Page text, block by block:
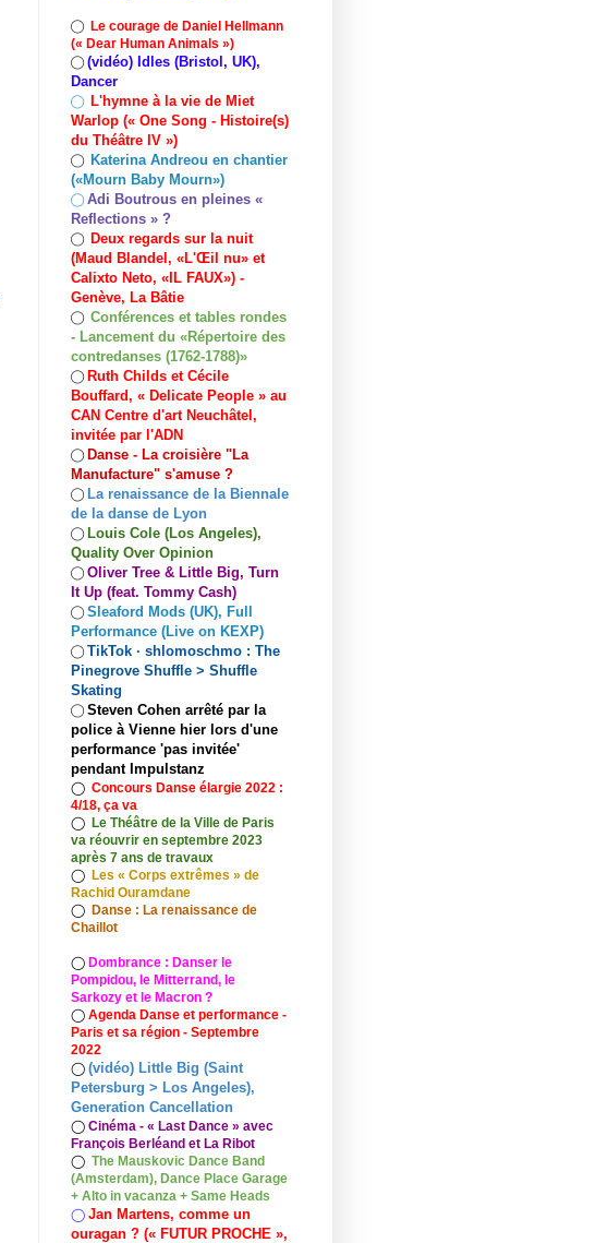
◯ Le courage de Daniel Hellmann
(« Dear Human Animals »)
◯ (vidéo) Idles (Bristol, UK),
Dancer
◯ L'hymne à la vie de Miet
Warlop (« One Song - Histoire(s)
du Théâtre IV »)
◯ Katerina Andreou en chantier
(«Mourn Baby Mourn»)
◯ Adi Boutrous en pleines «
Reflections » ?
◯ Deux regards sur la nuit
(Maud Blandel, «L'Œil nu» et
Calixto Neto, «IL FAUX») -
Genève, La Bâtie
◯ Conférences et tables rondes
- Lancement du «Répertoire des
contredanses (1762-1788)»
◯ Ruth Childs et Cécile
Bouffard, « Delicate People » au
CAN Centre d'art Neuchâtel,
invitée par l'ADN
◯ Danse - La croisière "La
Manufacture" s'amuse ?
◯ La renaissance de la Biennale
de la danse de Lyon
◯ Louis Cole (Los Angeles),
Quality Over Opinion
◯ Oliver Tree & Little Big, Turn
It Up (feat. Tommy Cash)
◯ Sleaford Mods (UK), Full
Performance (Live on KEXP)
◯ TikTok · shlomoschmo : The
Pinegrove Shuffle > Shuffle
Skating
◯ Steven Cohen arrêté par la
police à Vienne hier lors d'une
performance 'pas invitée'
pendant Impulstanz
◯ Concours Danse élargie 2022 :
4/18, ça va
◯ Le Théâtre de la Ville de Paris
va réouvrir en septembre 2023
après 7 ans de travaux
◯ Les « Corps extrêmes » de
Rachid Ouramdane
◯ Danse : La renaissance de
Chaillot
◯ Dombrance : Danser le
Pompidou, le Mitterrand, le
Sarkozy et le Macron ?
◯ Agenda Danse et performance -
Paris et sa région - Septembre
2022
◯ (vidéo) Little Big (Saint
Petersburg > Los Angeles),
Generation Cancellation
◯ Cinéma - « Last Dance » avec
François Berléand et La Ribot
◯ The Mauskovic Dance Band
(Amsterdam), Dance Place Garage
+ Alto in vacanza + Same Heads
◯ Jan Martens, comme un
ouragan ? (« FUTUR PROCHE »,